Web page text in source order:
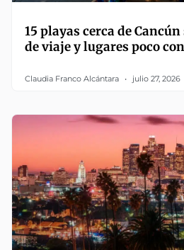
15 playas cerca de
de viaje y lugares poco
Claudia Franco Alcántara julio 27, 2026